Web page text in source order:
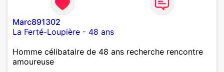
Marc891302
La Ferté-Loupière - 48 ans
Homme célibataire de 48 ans recherche rencontre
amoureuse